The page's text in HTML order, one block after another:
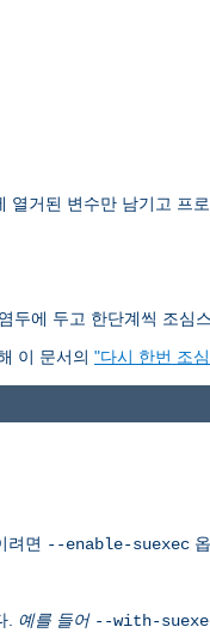
거된 변수만 남기고 프
두에 두고 한단계씩 조심
이 문서의 "다시 한번 조
려면 --enable-suexec
. 예를 들어 --with-